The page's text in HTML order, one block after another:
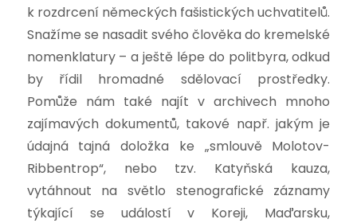
k rozdrcení německých fašistických uchvatitelů.
Snažíme se nasadit svého člověka do kremelské
nomenklatury – a ještě lépe do politbyra, odkud
by řídil hromadné sdělovací prostředky.
Pomůže nám také najít v archivech mnoho
zajímavých dokumentů, takové např. jakým je
údajná tajná doložka ke „smlouvě Molotov-
Ribbentrop“, nebo tzv. Katyňská kauza,
vytáhnout na světlo stenografické záznamy
týkající se událostí v Koreji, Maďarsku,